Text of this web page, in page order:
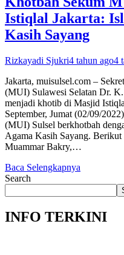
Istiqlal Jakarta:
Kasih Sayang
Rizkayadi Sjukri4 tahun ago4
Jakarta, muisulsel.com –
(MUI) Sulawesi Selatan Dr.
menjadi khotib di Masjid
September, Jumat (02/09/
(MUI) Sulsel berkhotbah
Agama Kasih Sayang.
Muammar Bakry,…
Baca Selengkapnya
Search
INFO TERKINI